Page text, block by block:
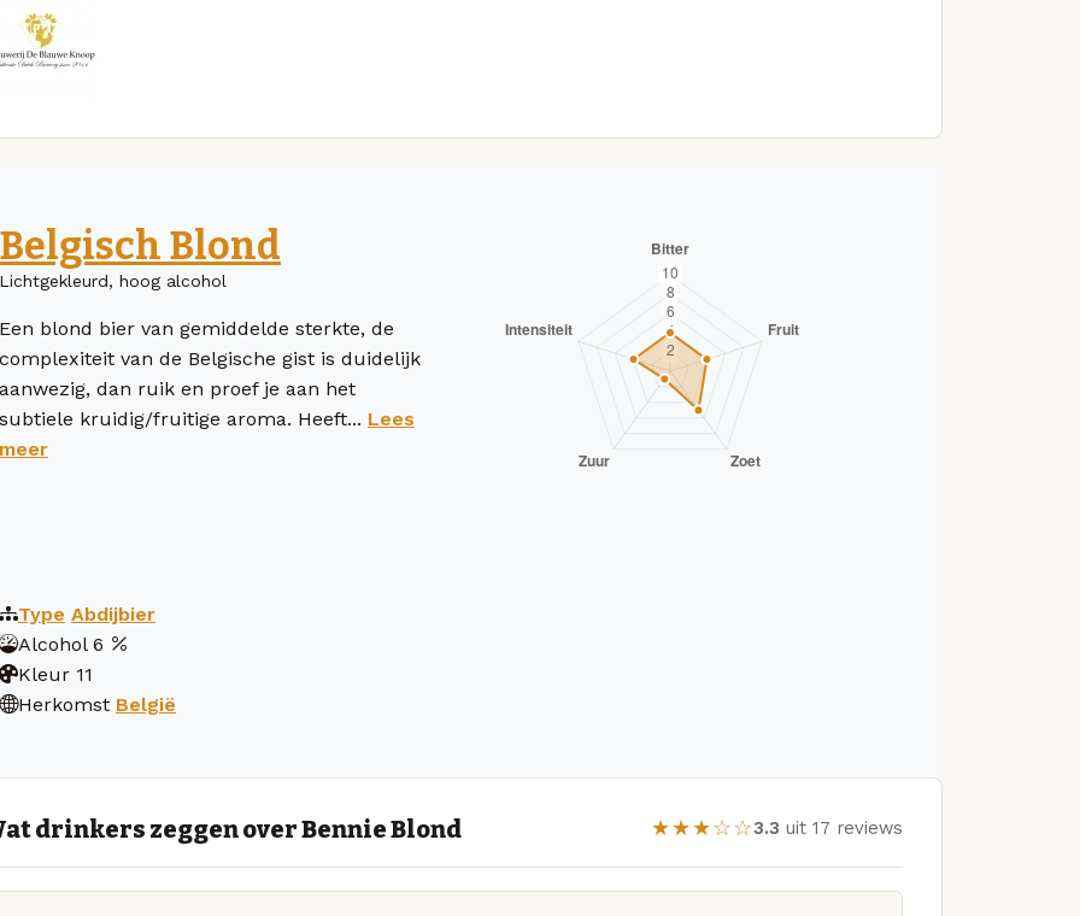
Belgisch Blond
Lichtgekleurd, hoog alcohol
Een blond bier van gemiddelde sterkte, de
complexiteit van de Belgische gist is duidelijk
aanwezig, dan ruik en proef je aan het
subtiele kruidig/fruitige aroma. Heeft... Lees
meer
Type Abdijbier
Alcohol 6
Kleur 11
Herkomst België
drinkers zeggen over Bennie Blond ★★★☆☆3.3 uit 17 reviews